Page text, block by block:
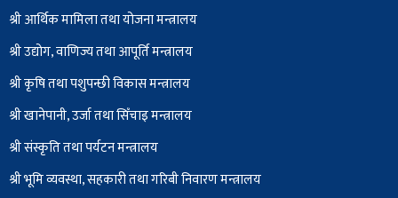
श्री आर्थिक मामिला तथा योजना मन्त्रालय
श्री उद्योग, वाणिज्य तथा आपूर्ति मन्त्रालय
श्री कृषि तथा पशुपन्छी विकास मन्त्रालय
श्री खानेपानी, उर्जा तथा सिँचाइ मन्त्रालय
श्री संस्कृति तथा पर्यटन मन्त्रालय
श्री भूमि व्यवस्था, सहकारी तथा गरिबी निवारण मन्त्रालय